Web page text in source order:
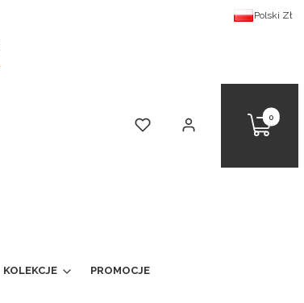
Polski Zł
Ulubione Zaloguj się Produkty
Koszyk
KOLEKCJE PROMOCJE